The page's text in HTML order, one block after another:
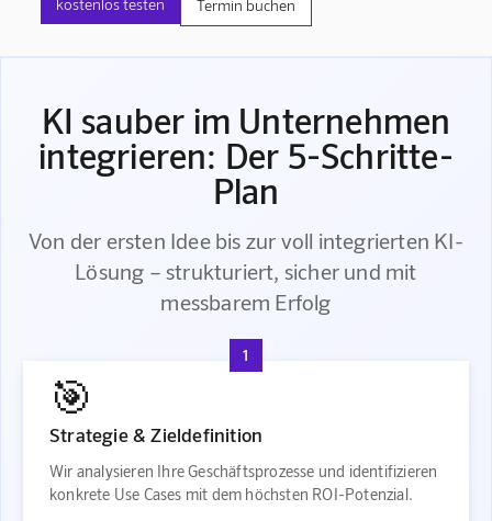
kostenlos testen Termin buchen
KI sauber im Unternehmen
integrieren: Der 5-Schritte-
Plan
Von der ersten Idee bis zur voll integrierten KI-
Lösung – strukturiert, sicher und mit
messbarem Erfolg
1
🎯
Strategie & Zieldefinition
Wir analysieren Ihre Geschäftsprozesse und identifizieren
konkrete Use Cases mit dem höchsten ROI-Potenzial.